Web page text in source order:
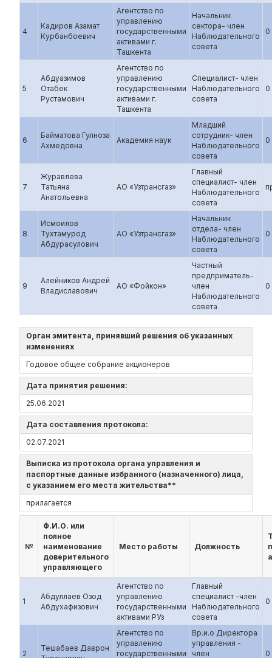
4
Кадиров Азамат
Курбанбоевич
Агентство по
управлению
государственными
активами г.
Ташкента
Начальник
сектора- член
Наблюдательного
совета
0
5
Абдуазимов
Отабек
Рустамович
Агентство по
управлению
государственными
активами г.
Ташкента
Специалист- член
Наблюдательного
совета
0
6
Байматова Гулноза
Ахмедовна
Академия наук
Младший
сотрудник- член
Наблюдательного
совета
0
7
Журавлева
Татьяна
Анатольевна
АО «Узтрансгаз»
Главный
специалист- член
Наблюдательного
совета
8
Исмоилов
Тухтамурод
Абдурасулович
АО «Узтрансгаз»
Начальник
отдела- член
Наблюдательного
совета
0
9
Алейников Андрей
Владиславович
АО «Фойкон»
Частный
предприматель-
член
Наблюдательного
совета
0
Орган эмитента, принявший решения об указанных
изменениях
Годовое общее собрание акционеров
Дата принятия решения:
25.06.2021
Дата составления протокола:
02.07.2021
Выписка из протокола органа управления и
паспортные данные избранного (назначенного) лица,
с указанием его места жительства**
прилагается
№
Ф.И.О. или
полное
наименование
доверительного
управляющего
Место работы Должность
1
Абдуллаев Озод
Абдухафизович
Агентство по
управлению
государственными
активами РУз
Главный
специалист -член
Наблюдательного
совета
0
2
Тешабаев Даврон
Агентство по
управлению
государственными
Вр.и.о Директора
управления -
член
0